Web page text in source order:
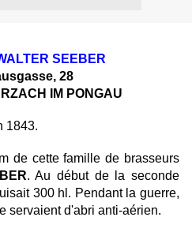
SEEBER
28
IM PONGAU
1843.
de cette famille de brasseurs
. Au début de la seconde
300 hl. Pendant la guerre,
servaient d'abri anti-aérien.